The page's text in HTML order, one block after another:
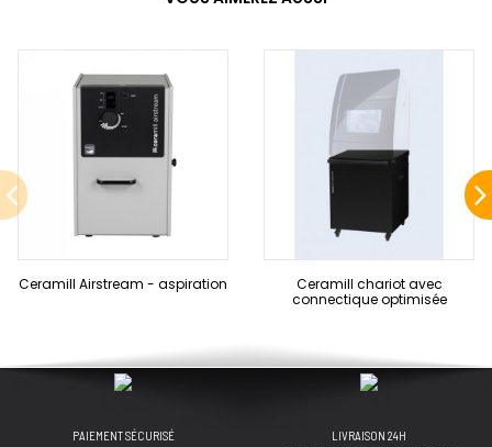
Ceramill Airstream - aspiration
Ceramill chariot avec
connectique optimisée
PAIEMENT SÉCURISÉ LIVRAISON 24H